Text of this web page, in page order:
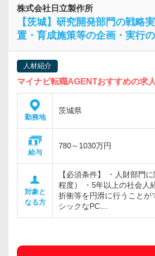
株式会社日立製作所
【茨城】研究開発部門の戦略
置・育成施策等の企画・実行
人材紹介
マイナビ転職AGENTおすすめの求
勤務地
茨城県
給与
780～1030万円
対象と
なる方
【必須条件】 ・人財部門
程度） ・5年以上の社会人
折衝等を円滑に行うことが
シックなPC…